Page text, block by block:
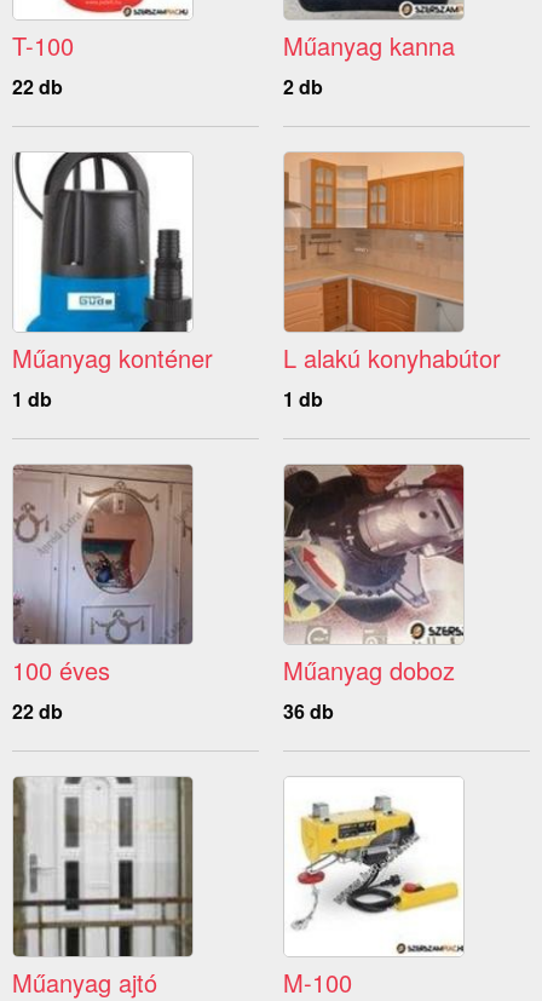
T-100
22 db
Műanyag kanna
2 db
Műanyag konténer
1 db
L alakú konyhabútor
1 db
100 éves
22 db
Műanyag doboz
36 db
Műanyag ajtó M-100